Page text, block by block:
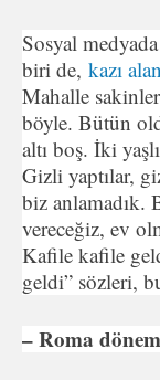
Sosyal
biri de, kazı
Mahalle
böyle. Bütün
altı boş. İki
Gizli yaptılar,
biz anlamadık.
vereceğiz, ev
Kafile kafile
geldi” sözleri,
– Roma